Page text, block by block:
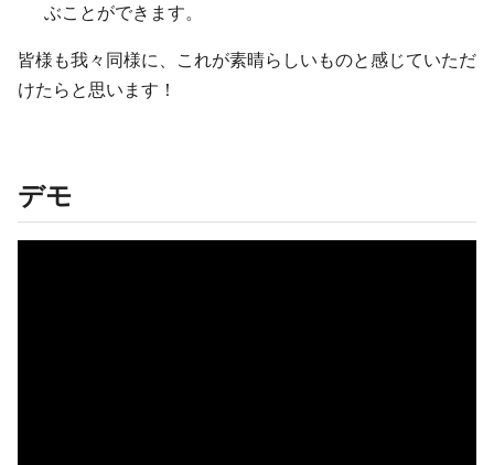
ぶことができます。
皆様も我々同様に、これが素晴らしいものと感じていただ
けたらと思います！
デモ